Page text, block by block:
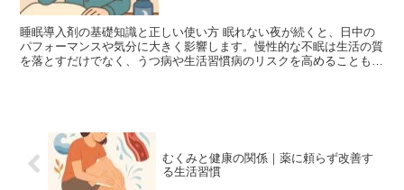
睡眠導入剤の基礎知識と正しい使い方 眠れない夜が続くと、日中の
パフォーマンスや気分に大きく影響します。慢性的な不眠は生活の質
を落とすだけでなく、うつ病や生活習慣病のリスクを高めることも知
むくみと健康の関係｜薬に頼らず改善す
る生活習慣